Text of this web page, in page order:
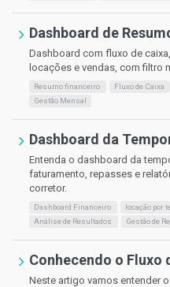
Dashboard de
Dashboard com fluxo de
locações e vendas, com filtro
Resumo financeiro Fluxo de Caixa
Gestão Mensal
Dashboard da
Entenda o dashboard da
faturamento, repasses e
corretor.
Dashboard Financeiro locação por
Análise de Resultados
Gestão de
Conhecendo o Fluxo
Neste artigo vamos entender